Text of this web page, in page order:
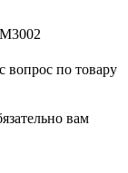
вопрос по товару
вам